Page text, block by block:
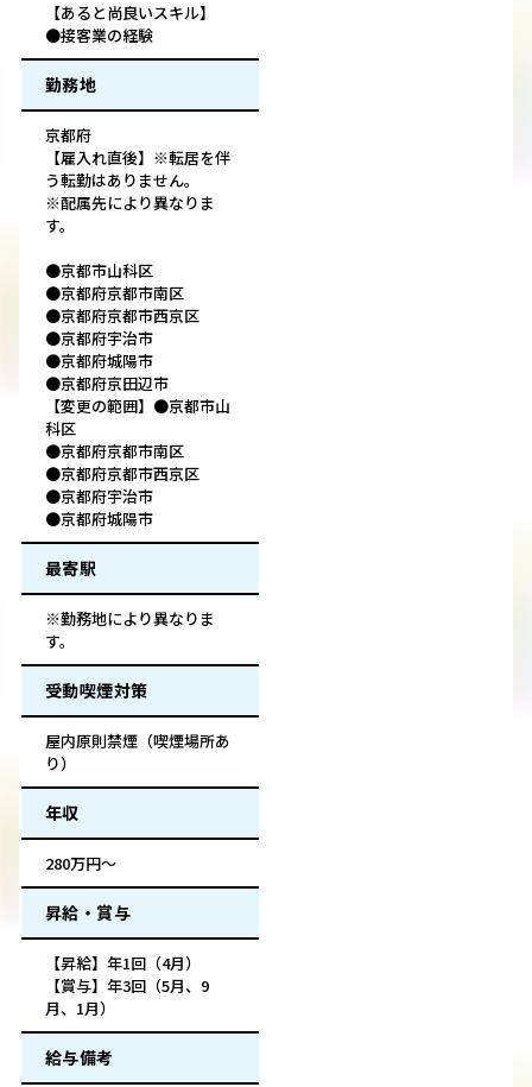
【あると尚良いスキル】
●接客業の経験
勤務地
京都府
【雇入れ直後】※転居を伴
う転勤はありません。
※配属先により異なりま
す。
●京都市山科区
●京都府京都市南区
●京都府京都市西京区
●京都府宇治市
●京都府城陽市
●京都府京田辺市
【変更の範囲】●京都市山
科区
●京都府京都市南区
●京都府京都市西京区
●京都府宇治市
●京都府城陽市
最寄駅
※勤務地により異なりま
す。
受動喫煙対策
屋内原則禁煙（喫煙場所あ
り）
年収
280万円～
昇給・賞与
【昇給】年1回（4月）
【賞与】年3回（5月、9
月、1月）
給与備考